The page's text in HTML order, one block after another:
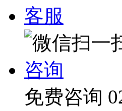
客服
咨询
免费咨询